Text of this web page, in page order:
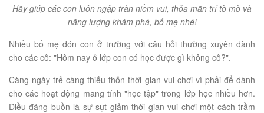
Hãy giúp các con luôn ngập tràn niềm vui, thỏa mãn trí tò mò và
năng lượng khám phá, bố mẹ nhé!
Nhiều bố mẹ đón con ở trường với câu hỏi thường xuyên dành
cho các cô: "Hôm nay ở lớp con có học được gì không cô?".
Càng ngày trẻ càng thiếu thốn thời gian vui chơi vì phải để dành
cho các hoạt động mang tính "học tập" trong lớp học nhiều hơn.
Điều đáng buồn là sự sụt giảm thời gian vui chơi một cách trầm